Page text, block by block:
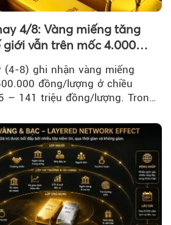
4/8: Vàng miếng tăng
vẫn trên mốc 4.000
(4-8) ghi nhận vàng miếng
đồng/lượng ở chiều
– 141 triệu đồng/lượng. Trong
USD/ounce.